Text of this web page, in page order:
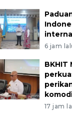
6 jam
BKHIT
17 jam